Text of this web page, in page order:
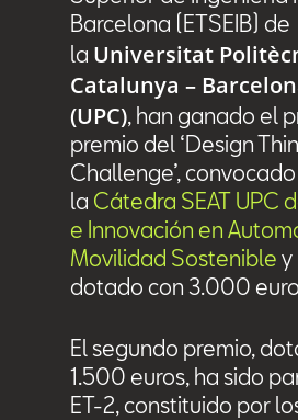
Barcelona (ETSEIB) de
la Universitat
Catalunya –
(UPC), han ganado el
premio del ‘Design
Challenge’,
la Cátedra SEAT UPC
e Innovación en
Movilidad Sostenible y
dotado con 3.000
El segundo premio,
1.500 euros, ha sido
ET-2, constituido por